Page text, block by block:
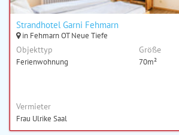
Strandhotel Garni Fehmarn
in Fehmarn OT Neue Tiefe
Objekttyp
Ferienwohnung
Größe
70m²
Vermieter
Frau Ulrike Saal